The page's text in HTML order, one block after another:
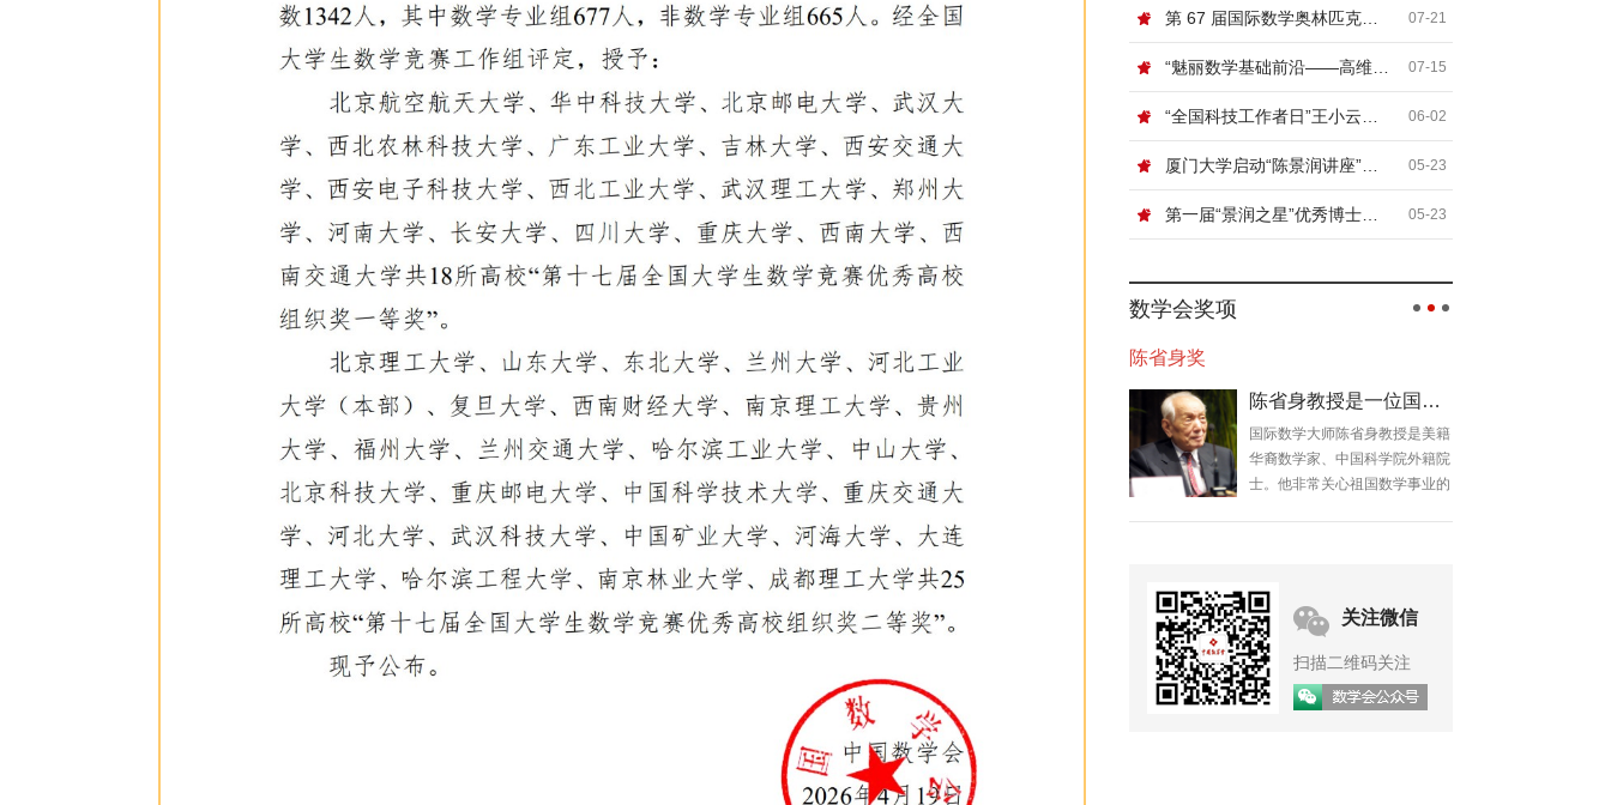
07-21
07-15
06-02
05-23
05-23
数学会奖项
陈省身奖
陈省身教授是一位国际数学大师
国际数学大师陈省身教授是美籍
华裔数学家、中国科学院外籍院
士。他非常关心祖国数学事业的
关注微信
扫描二维码关注